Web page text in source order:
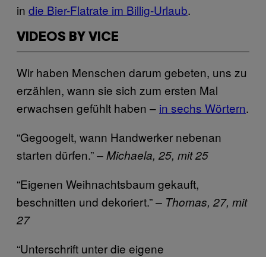
in die Bier-Flatrate im Billig-Urlaub.
VIDEOS BY VICE
Wir haben Menschen darum gebeten, uns zu
erzählen, wann sie sich zum ersten Mal
erwachsen gefühlt haben – in sechs Wörtern.
“Gegoogelt, wann Handwerker nebenan
starten dürfen.”– Michaela, 25, mit 25
“Eigenen Weihnachtsbaum gekauft,
beschnitten und dekoriert.”– Thomas, 27, mit
27
“Unterschrift unter die eigene